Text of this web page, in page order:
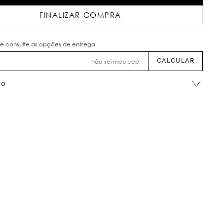
FINALIZAR COMPRA
não sei meu cep